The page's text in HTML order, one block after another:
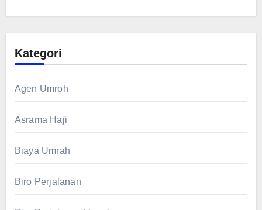
Kategori
Agen Umroh
Asrama Haji
Biaya Umrah
Biro Perjalanan